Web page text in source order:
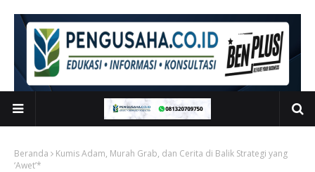
Beranda
Kumis Adam, Murah Grab, dan Cerita di Balik Strategi yang
‘Awet’*